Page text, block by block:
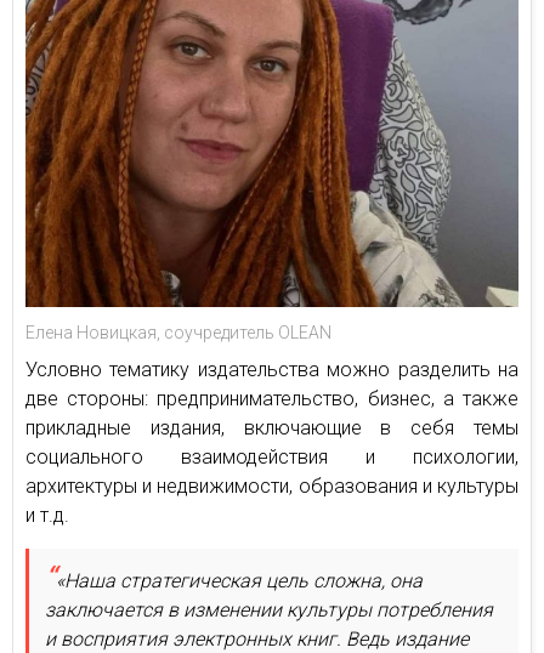
Елена Новицкая, соучредитель OLEAN
Условно тематику издательства можно разделить на
две стороны: предпринимательство, бизнес, а также
прикладные издания, включающие в себя темы
социального взаимодействия и психологии,
архитектуры и недвижимости, образования и культуры
и т.д.
«Наша стратегическая цель сложна, она
заключается в изменении культуры потребления
и восприятия электронных книг. Ведь издание